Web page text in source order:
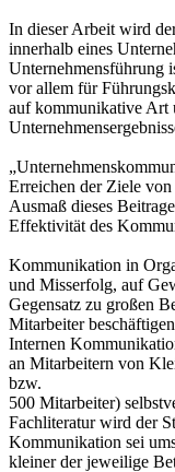
In dieser Arbeit wird
innerhalb eines
Unternehmensführung
vor allem für
auf kommunikative Art
Erreichen der Ziele
Ausmaß dieses
Effektivität des
Kommunikation in
und Misserfolg, auf
Gegensatz zu großen
Mitarbeiter
Internen
an Mitarbeitern von
bzw.
500 Mitarbeiter)
Fachliteratur wird der
Kommunikation sei
kleiner der jeweilige